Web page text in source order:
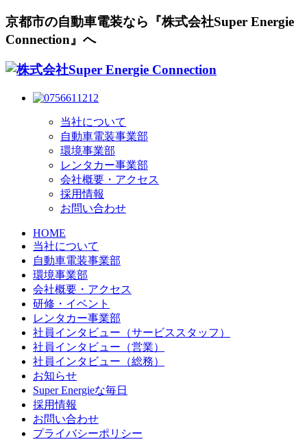
京都市の自動車電装なら『株式会社Super Energie
Connection』へ
当社について
自動車電装事業部
環境事業部
レンタカー事業部
会社概要・アクセス
採用情報
お問い合わせ
HOME
当社について
自動車電装事業部
環境事業部
会社概要・アクセス
研修・イベント
レンタカー事業部
社員インタビュー（サービススタッフ）
社員インタビュー（営業）
社員インタビュー（総務）
お知らせ
Super Energieな毎日
採用情報
お問い合わせ
プライバシーポリシー